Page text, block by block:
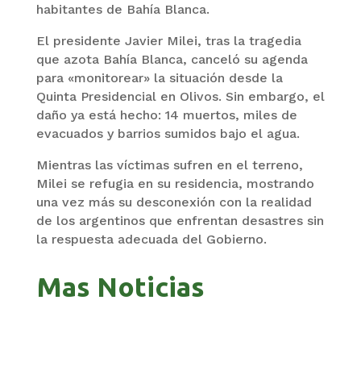
habitantes de Bahía Blanca.
El presidente Javier Milei, tras la tragedia
que azota Bahía Blanca, canceló su agenda
para «monitorear» la situación desde la
Quinta Presidencial en Olivos. Sin embargo, el
daño ya está hecho: 14 muertos, miles de
evacuados y barrios sumidos bajo el agua.
Mientras las víctimas sufren en el terreno,
Milei se refugia en su residencia, mostrando
una vez más su desconexión con la realidad
de los argentinos que enfrentan desastres sin
la respuesta adecuada del Gobierno.
Mas Noticias